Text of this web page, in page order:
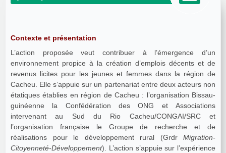
Contexte et présentation
L’action proposée veut contribuer à l’émergence d’un
environnement propice à la création d’emplois décents et de
revenus licites pour les jeunes et femmes dans la région de
Cacheu. Elle s’appuie sur un partenariat entre deux acteurs non
étatiques établies en région de Cacheu : l’organisation Bissau-
guinéenne la Confédération des ONG et Associations
intervenant au Sud du Rio Cacheu/CONGAI/SRC et
l’organisation française le Groupe de recherche et de
réalisations pour le développement rural (Grdr Migration-
Citoyenneté-Développement). L’action s’appuie sur l’expérience